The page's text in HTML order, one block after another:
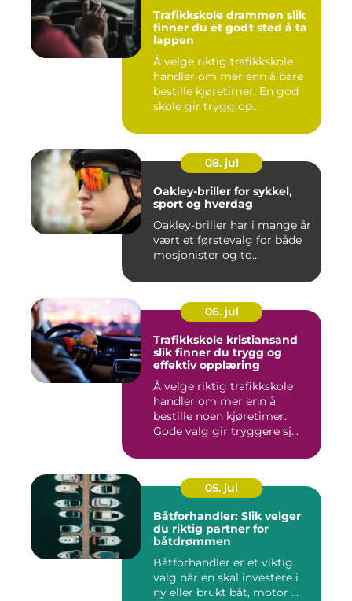
Trafikkskole drammen slik
finner du et godt sted å ta
lappen
Å velge riktig trafikkskole
handler om mer enn å bare
bestille kjøretimer. En god
skole gir trygg op...
08. jul
Oakley-briller for sykkel,
sport og hverdag
Oakley-briller har i mange år
vært et førstevalg for både
mosjonister og to...
06. jul
Trafikkskole kristiansand
slik finner du trygg og
effektiv opplæring
Å velge riktig trafikkskole
handler om mer enn å
bestille noen kjøretimer.
Gode valg gir tryggere sj...
05. jul
Båtforhandler: Slik velger
du riktig partner for
båtdrømmen
Båtforhandler er et viktig
valg når en skal investere i
ny eller brukt båt, motor ...